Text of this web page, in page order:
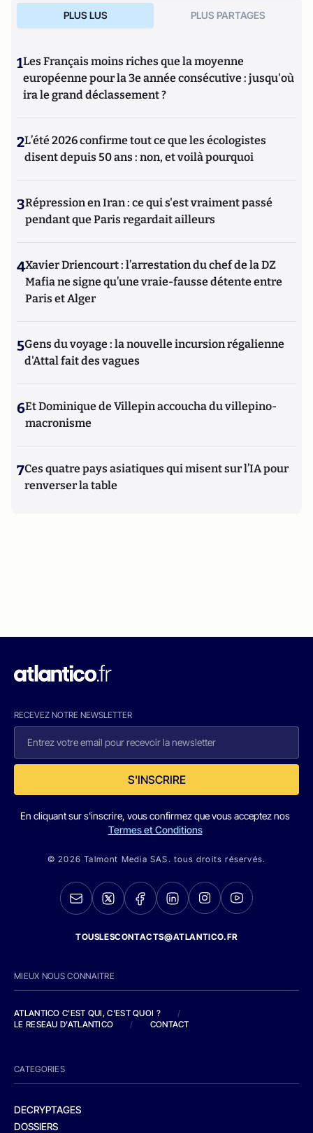
PLUS LUS PLUS PARTAGES
1Les Français moins riches que la moyenne
européenne pour la 3e année consécutive : jusqu'où
ira le grand déclassement ?
2L’été 2026 confirme tout ce que les écologistes
disent depuis 50 ans : non, et voilà pourquoi
3Répression en Iran : ce qui s'est vraiment passé
pendant que Paris regardait ailleurs
4Xavier Driencourt : l’arrestation du chef de la DZ
Mafia ne signe qu’une vraie-fausse détente entre
Paris et Alger
5Gens du voyage : la nouvelle incursion régalienne
d'Attal fait des vagues
6Et Dominique de Villepin accoucha du villepino-
macronisme
7Ces quatre pays asiatiques qui misent sur l’IA pour
renverser la table
RECEVEZ NOTRE NEWSLETTER
S'INSCRIRE
En cliquant sur s'inscrire, vous confirmez que vous acceptez nos
Termes et Conditions
© 2026 Talmont Media SAS. tous droits réservés.
TOUSLESCONTACTS@ATLANTICO.FR
MIEUX NOUS CONNAITRE
ATLANTICO C'EST QUI, C'EST QUOI ?
/
LE RESEAU D'ATLANTICO
/ CONTACT
CATEGORIES
DECRYPTAGES
DOSSIERS